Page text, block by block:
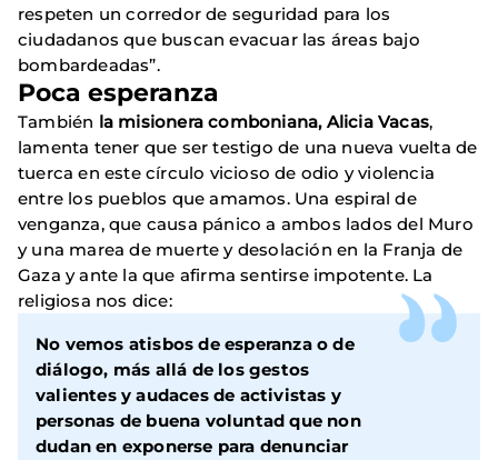
respeten un corredor de seguridad para los
ciudadanos que buscan evacuar las áreas bajo
bombardeadas”.
Poca esperanza
También la misionera comboniana, Alicia Vacas,
lamenta tener que ser testigo de una nueva vuelta de
tuerca en este círculo vicioso de odio y violencia
entre los pueblos que amamos. Una espiral de
venganza, que causa pánico a ambos lados del Muro
y una marea de muerte y desolación en la Franja de
Gaza y ante la que afirma sentirse impotente. La
religiosa nos dice:
No vemos atisbos de esperanza o de
diálogo, más allá de los gestos
valientes y audaces de activistas y
personas de buena voluntad que non
dudan en exponerse para denunciar